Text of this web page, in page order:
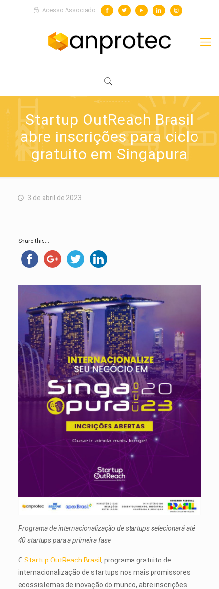
Acesso Associado
Startup OutReach Brasil
abre inscrições para ciclo
gratuito em Singapura
3 de abril de 2023
Share this...
Programa de internacionalização de startups selecionará até
40 startups para a primeira fase
O Startup OutReach Brasil , programa gratuito de
internacionalização de startups nos mais promissores
ecossistemas de inovação do mundo, abre inscrições